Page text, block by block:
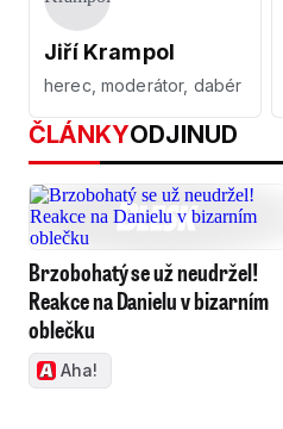
Jiří Krampol
herec, moderátor, dabér
ČLÁNKYODJINUD
Brzobohatý se už neudržel!
Reakce na Danielu v bizarním
oblečku
Aha!